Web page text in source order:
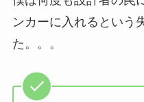
ンカーに入れるという
た。。。